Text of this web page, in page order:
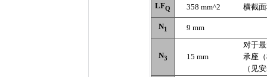
LFQ 358 mm^2 横截
N1 9 mm
N3 15 mm
对于
承座
（见